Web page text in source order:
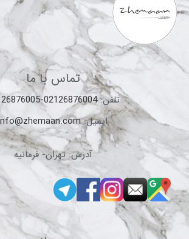
تماس با ما
تلفن:02126876004-02126876005
ایمیل:info@zhemaan.com
آدرس: تهران- فرمانیه
محصولات